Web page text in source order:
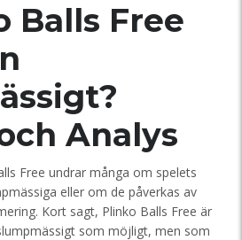
Balls Free
Analys
Free undrar många om spelets
eller om de påverkas av
Kort sagt, Plinko Balls Free är
som möjligt, men som